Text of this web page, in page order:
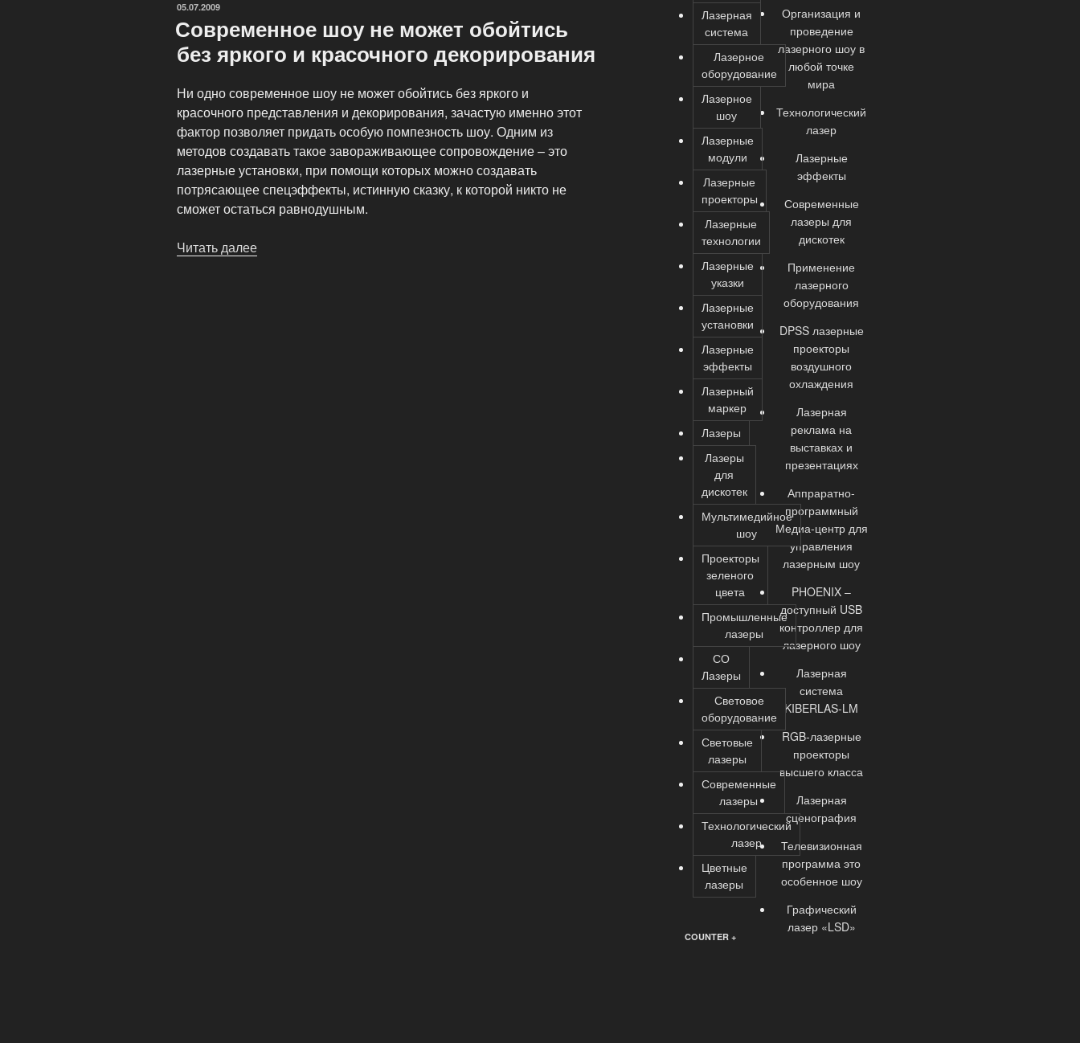
ОПУБЛИКОВАНО
05.07.2009
Современное шоу не может обойтись
без яркого и красочного декорирования
Ни одно современное шоу не может обойтись без яркого и
красочного представления и декорирования, зачастую именно этот
фактор позволяет придать особую помпезность шоу. Одним из
методов создавать такое завораживающее сопровождение – это
лазерные установки, при помощи которых можно создавать
потрясающее спецэффекты, истинную сказку, к которой никто не
сможет остаться равнодушным.
Читать далее
Лазерная
система
Лазерное
оборудование
Лазерное
шоу
Лазерные
модули
Лазерные
проекторы
Лазерные
технологии
Лазерные
указки
Лазерные
установки
Лазерные
эффекты
Лазерный
маркер
Лазеры
Лазеры
для
дискотек
Мультимедийное
шоу
Проекторы
зеленого
цвета
Промышленные
лазеры
СО
Лазеры
Световое
оборудование
Световые
лазеры
Современные
лазеры
Технологический
лазер
Цветные
лазеры
COUNTER +
Организация и
проведение
лазерного шоу в
любой точке
мира
Технологический
лазер
Лазерные
эффекты
Современные
лазеры для
дискотек
Применение
лазерного
оборудования
DPSS лазерные
проекторы
воздушного
охлаждения
Лазерная
реклама на
выставках и
презентациях
Аппраратно-
программный
Медиа-центр для
управления
лазерным шоу
PHOENIX –
доступный USB
контроллер для
лазерного шоу
Лазерная
система
KIBERLAS-LM
RGB-лазерные
проекторы
высшего класса
Лазерная
сценография
Телевизионная
программа это
особенное шоу
Графический
лазер «LSD»